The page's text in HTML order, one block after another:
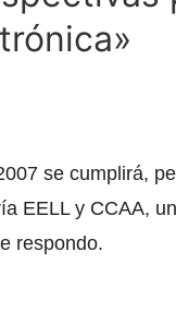
se cumplirá,
EELL y CCAA,
respondo.